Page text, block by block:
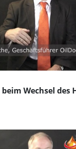
beim Wechsel